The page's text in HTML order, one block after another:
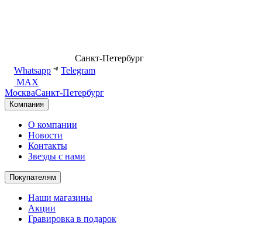
Санкт-Петербург
Whatsapp
Telegram
MAX
МоскваСанкт-Петербург
Компания
О компании
Новости
Контакты
Звезды с нами
Покупателям
Наши магазины
Акции
Гравировка в подарок